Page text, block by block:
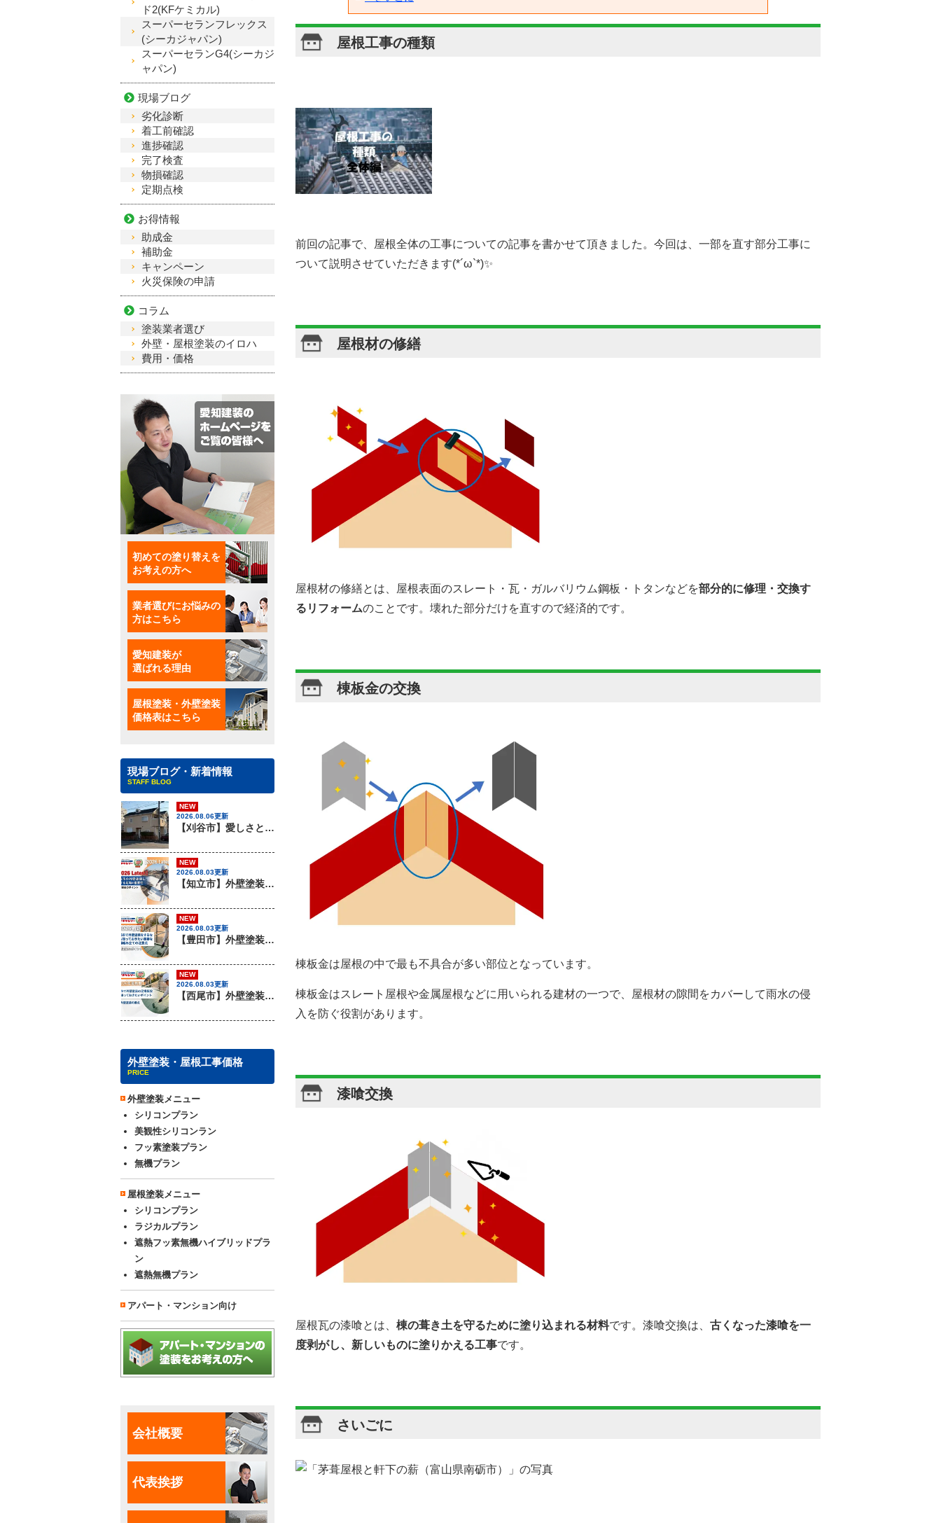
屋根工事の種類
前回の記事で、屋根全体の工事についての記事を書かせて頂きました。今回は、一部を直す部分工事に
ついて説明させていただきます(*´ω`*)✨
屋根材の修繕
屋根材の修繕とは、屋根表面のスレート・瓦・ガルバリウム鋼板・トタンなどを部分的に修理・交換す
るリフォームのことです。壊れた部分だけを直すので経済的です。
棟板金の交換
棟板金は屋根の中で最も不具合が多い部位となっています。
棟板金はスレート屋根や金属屋根などに用いられる建材の一つで、屋根材の隙間をカバーして雨水の侵
入を防ぐ役割があります。
漆喰交換
屋根瓦の漆喰とは、 棟の葺き土を守るために塗り込まれる材料です。漆喰交換は、 古くなった漆喰を一
度剥がし、新しいものに塗りかえる工事です。
さいごに
ド2(KFケミカル)
スーパーセランフレックス
(シーカジャパン)
スーパーセランG4(シーカジ
ャパン)
現場ブログ
劣化診断
着工前確認
進捗確認
完了検査
物損確認
定期点検
お得情報
助成金
補助金
キャンペーン
火災保険の申請
コラム
塗装業者選び
外壁・屋根塗装のイロハ
費用・価格
初めての塗り替えを
お考えの方へ
業者選びにお悩みの
方はこちら
愛知建装が
選ばれる理由
屋根塗装・外壁塗装
価格表はこちら
現場ブログ・新着情報
STAFF BLOG
NEW
2026.08.06更新
【刈谷市】愛しさと、ニチハのパミールと、心強さと・・・、屋根材のカバー工法はアイチケンソーへ！！
NEW
2026.08.03更新
【知立市】外壁塗装を行う際に知っておきたい足場組みの重要性『無機塗料専門店の愛知建装』
NEW
2026.08.03更新
【豊田市】外壁塗装を行う際に知っておきたい足場組み立ての注意事項『無機塗料専門店の愛知建装』
NEW
2026.08.03更新
【西尾市】外壁塗装を行う際に知っておきたい足場組み立てのポイント『無機塗料専門店の愛知建装』
外壁塗装・屋根工事価格
PRICE
外壁塗装メニュー
シリコンプラン
美観性シリコンラン
フッ素塗装プラン
無機プラン
屋根塗装メニュー
シリコンプラン
ラジカルプラン
遮熱フッ素無機ハイブリッドプラ
ン
遮熱無機プラン
アパート・マンション向け
会社概要
代表挨拶